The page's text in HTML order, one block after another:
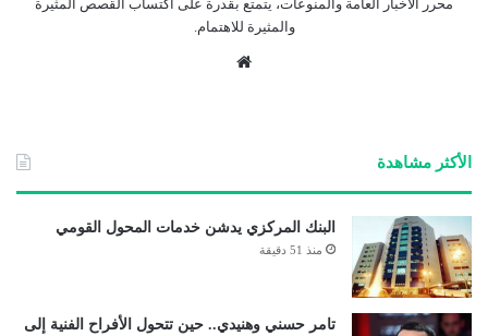
محرر الأخبار العامة والمنوعات، يتمتع بقدرة على اكتساب القصص المثيرة
والمثيرة للاهتمام.
الأكثر مشاهدة
البنك المركزي يدشن خدمات المحول القومي
منذ 51 دقيقة
تامر حسني وهنيدي.. حين تتحول الأفراح الفنية إلى